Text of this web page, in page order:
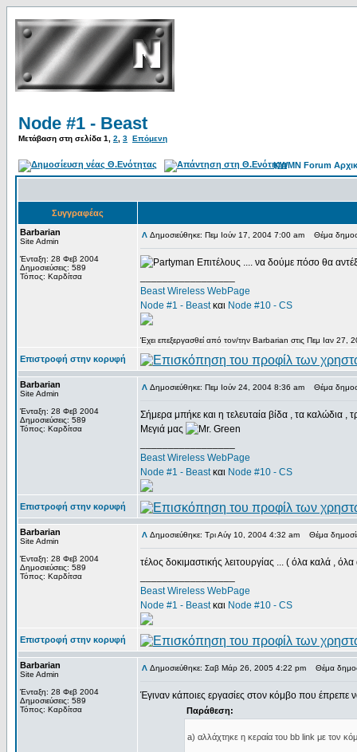
Node #1 - Beast
Μετάβαση στη σελίδα 1 2 3 Επόμενη
KWMN Forum
Συγγραφέας
Barbarian
Site Admin
Ένταξη: 28 Φεβ 2004
Δημοσιεύσεις: 589
Τόπος: Καρδίτσα
Δημοσιεύθηκε: Πεμ Ιούν 17, 2004 7:00 am Θέμα
Επιτέλους .... να δούμε πόσο θα
Beast Wireless WebPage
Node #1 - Beastκαι Node #10 - CS
Έχει επεξεργασθεί από τον/την Barbarian στις Πεμ Ιαν 27,
Επιστροφή στην κορυφή
Barbarian
Site Admin
Ένταξη: 28 Φεβ 2004
Δημοσιεύσεις: 589
Τόπος: Καρδίτσα
Δημοσιεύθηκε: Πεμ Ιούν 24, 2004 8:36 am Θέμα
Σήμερα μπήκε και η τελευταία βίδα , τα καλώδια ,
Μεγιά μας
Beast Wireless WebPage
Node #1 - Beastκαι Node #10 - CS
Επιστροφή στην κορυφή
Barbarian
Site Admin
Ένταξη: 28 Φεβ 2004
Δημοσιεύσεις: 589
Τόπος: Καρδίτσα
Δημοσιεύθηκε: Τρι Αύγ 10, 2004 4:32 am Θέμα
τέλος δοκιμαστικής λειτουργίας ... ( όλα καλά ,
Beast Wireless WebPage
Node #1 - Beastκαι Node #10 - CS
Επιστροφή στην κορυφή
Barbarian
Site Admin
Ένταξη: 28 Φεβ 2004
Δημοσιεύσεις: 589
Τόπος: Καρδίτσα
Δημοσιεύθηκε: Σαβ Μάρ 26, 2005 4:22 pm Θέμα
Έγιναν κάποιες εργασίες στον κόμβο που έπρεπε
Παράθεση:
a) αλλάχτηκε η κεραία του bb link με τον